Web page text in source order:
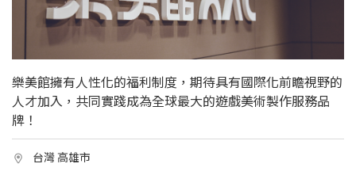
樂美館擁有人性化的福利制度，期待具有國際化前瞻視野的
人才加入，共同實踐成為全球最大的遊戲美術製作服務品
牌！
台灣 高雄市